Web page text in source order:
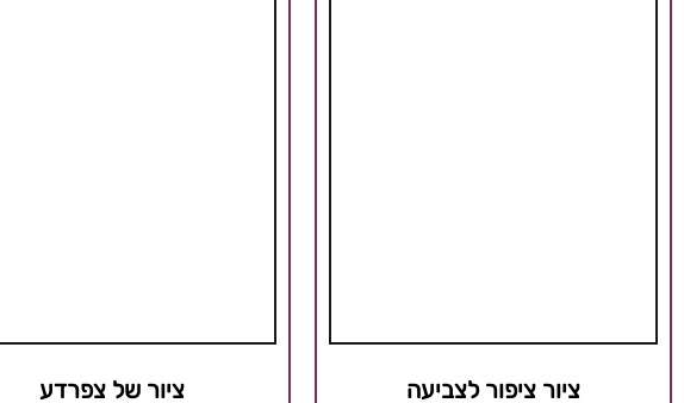
ציור ציפור לצביעה ציור של צפרדע